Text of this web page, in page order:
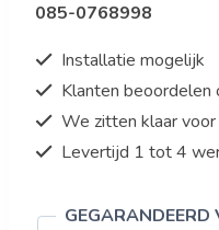
085-0768998
Installatie mogelijk
Klanten
We zitten klaar
Levertijd 1 tot 4
GEGARANDEERD